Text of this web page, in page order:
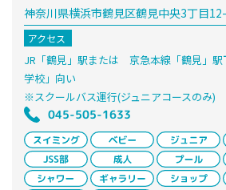
神奈川県横浜市鶴見区鶴見中央3丁目
アクセス
JR「鶴見」駅または 京急本線「鶴見」駅
学校」向い
※スクールバス運行(ジュニアコースのみ)
045-505-1633